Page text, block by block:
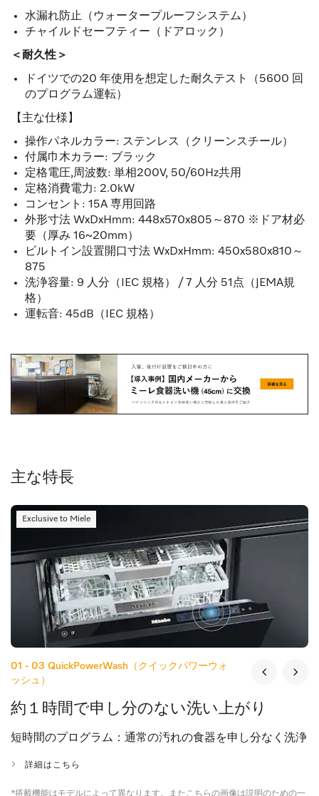
水漏れ防止（ウォータープルーフシステム）
チャイルドセーフティー（ドアロック）
＜耐久性＞
ドイツでの20 年使用を想定した耐久テスト（5600 回
のプログラム運転）
【主な仕様】
操作パネルカラー: ステンレス（クリーンスチール）
付属巾木カラー: ブラック
定格電圧,周波数: 単相200V, 50/60Hz共用
定格消費電力: 2.0kW
コンセント: 15A 専用回路
外形寸法 WxDxHmm: 448x570x805～870 ※ドア材必
要（厚み 16~20mm）
ビルトイン設置開口寸法 WxDxHmm: 450x580x810～
875
洗浄容量: 9 人分（IEC 規格） / 7 人分 51点（JEMA規
格）
運転音: 45dB（IEC 規格）
主な特長
Exclusive to Miele
01 - 03 QuickPowerWash（クイックパワーウォ
ッシュ）
約１時間で申し分のない洗い上がり
短時間のプログラム：通常の汚れの食器を申し分なく洗浄
詳細はこちら
*搭載機能はモデルによって異なります。またこちらの画像は説明のための一